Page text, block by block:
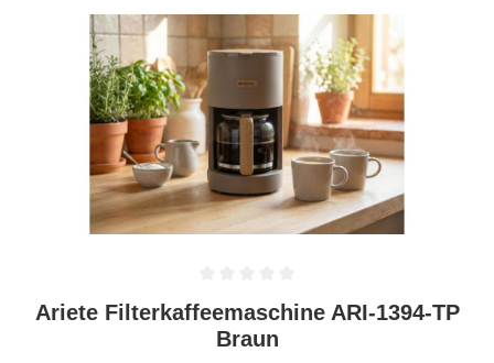
Durchschnittliche Bewertung von 0 von 5 Sternen
Ariete Filterkaffeemaschine ARI-1394-TP
Braun